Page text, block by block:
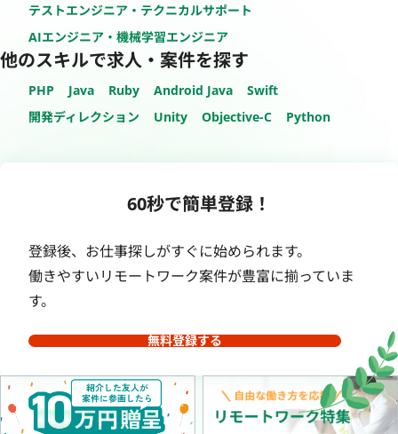
テストエンジニア・テクニカルサポート
AIエンジニア・機械学習エンジニア
他のスキルで求人・案件を探す
PHP Java Ruby Android Java
Swift
開発ディレクション
Unity Objective-C Python
60秒で簡単登録！
登録後、お仕事探しがすぐに始められます。
働きやすいリモートワーク案件が豊富に揃っていま
す。
無料登録する